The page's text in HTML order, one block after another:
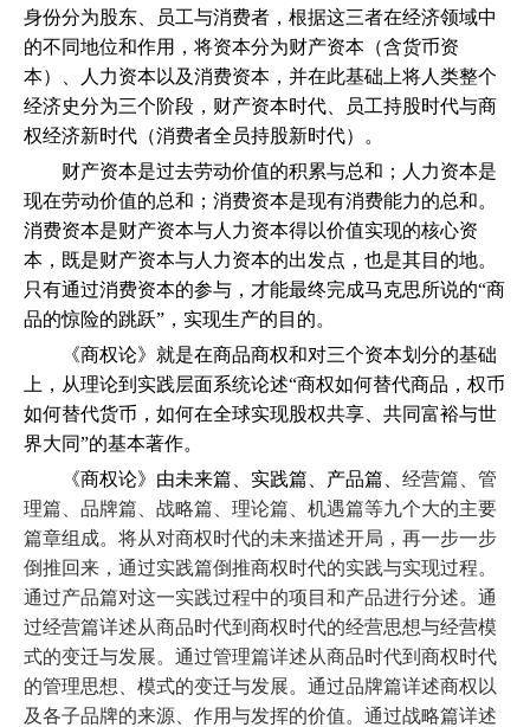
身份分为股东、员工与消费者，根据这三者在经济领域中
的不同地位和作用，将资本分为财产资本（含货币资
本）、人力资本以及消费资本，并在此基础上将人类整个
经济史分为三个阶段，财产资本时代、员工持股时代与商
权经济新时代（消费者全员持股新时代）。
财产资本是过去劳动价值的积累与总和；人力资本是
现在劳动价值的总和；消费资本是现有消费能力的总和。
消费资本是财产资本与人力资本得以价值实现的核心资
本，既是财产资本与人力资本的出发点，也是其目的地。
只有通过消费资本的参与，才能最终完成马克思所说的“商
品的惊险的跳跃”，实现生产的目的。
《商权论》就是在商品商权和对三个资本划分的基础
上，从理论到实践层面系统论述“商权如何替代商品，权币
如何替代货币，如何在全球实现股权共享、共同富裕与世
界大同”的基本著作。
《商权论》由未来篇、实践篇、产品篇、 经营篇、管
理篇、品牌篇、战略篇、理论篇、机遇篇等九个大的主要
篇章组成。将从对商权时代的未来描述开局，再一步一步
倒推回来，通过实践篇倒推商权时代的实践与实现过程。
通过产品篇对这一实践过程中的项目和产品进行分述。通
过经营篇详述从商品时代到商权时代的经营思想与经营模
式的变迁与发展。通过管理篇详述从商品时代到商权时代
的管理思想、模式的变迁与发展。通过品牌篇详述商权以
及各子品牌的来源、作用与发挥的价值。通过战略篇详述